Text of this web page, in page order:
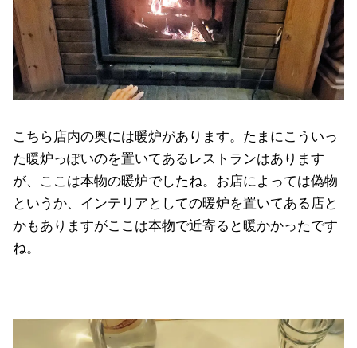
こちら店内の奥には暖炉があります。たまにこういっ
た暖炉っぽいのを置いてあるレストランはあります
が、ここは本物の暖炉でしたね。お店によっては偽物
というか、インテリアとしての暖炉を置いてある店と
かもありますがここは本物で近寄ると暖かかったです
ね。